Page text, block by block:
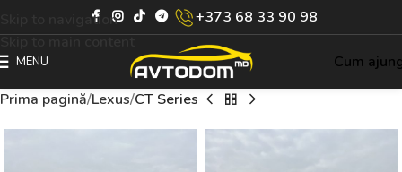
Skip to navigation
+373 68 33 90 98
MENU
Cum
Prima pagină Lexus CT Series